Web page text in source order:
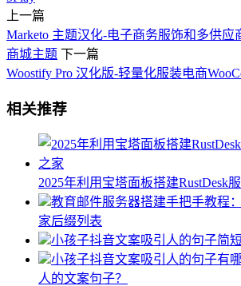
上一篇
Marketo 主题汉化-电子商务服饰和多供应
商城主题 下一篇
Woostify Pro 汉化版-轻量化服装电商
相关推荐
2025年利用宝塔面板搭建RustDesk
教育邮件服务器搭建手把手教程
家后缀列表
小孩子抖音文案吸引人的句子简
小孩子抖音文案吸引人的句子有
人的文案句子？